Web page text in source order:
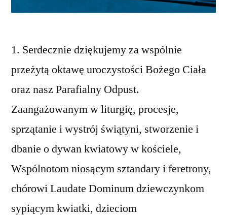
1. Serdecznie dziękujemy za wspólnie
przeżytą oktawę uroczystości Bożego Ciała
oraz nasz Parafialny Odpust.
Zaangażowanym w liturgię, procesje,
sprzątanie i wystrój świątyni, stworzenie i
dbanie o dywan kwiatowy w kościele,
Wspólnotom niosącym sztandary i feretrony,
chórowi Laudate Dominum dziewczynkom
sypiącym kwiatki, dzieciom